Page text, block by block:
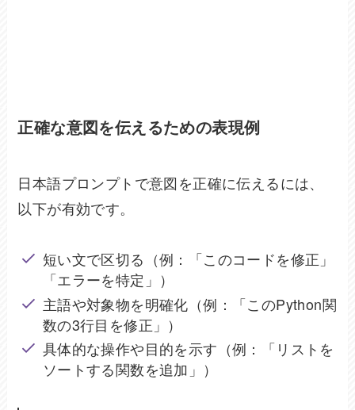
正確な意図を伝えるための表現例
日本語プロンプトで意図を正確に伝えるには、
以下が有効です。
短い文で区切る（例：「このコードを修正」
「エラーを特定」）
主語や対象物を明確化（例：「このPython関
数の3行目を修正」）
具体的な操作や目的を示す（例：「リストを
ソートする関数を追加」）